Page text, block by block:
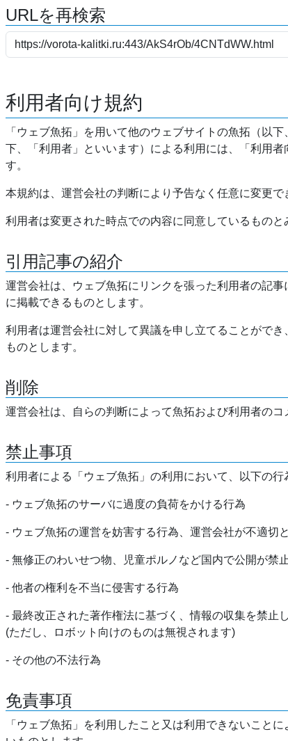
URLを再検索
利用者向け規約
「ウェブ魚拓」を用いて他のウェブサイトの魚拓（以
下、「利用者」といいます）による利用には、「利用
す。
本規約は、運営会社の判断により予告なく任意に変更で
利用者は変更された時点での内容に同意しているものと
引用記事の紹介
運営会社は、ウェブ魚拓にリンクを張った利用者の記
に掲載できるものとします。
利用者は運営会社に対して異議を申し立てることがで
ものとします。
削除
運営会社は、自らの判断によって魚拓および利用者の
禁止事項
利用者による「ウェブ魚拓」の利用において、以下の行
- ウェブ魚拓のサーバに過度の負荷をかける行為
- ウェブ魚拓の運営を妨害する行為、運営会社が不適切
- 無修正のわいせつ物、児童ポルノなど国内で公開が禁
- 他者の権利を不当に侵害する行為
- 最終改正された著作権法に基づく、情報の収集を禁止
(ただし、ロボット向けのものは無視されます)
- その他の不法行為
免責事項
「ウェブ魚拓」を利用したこと又は利用できないこと